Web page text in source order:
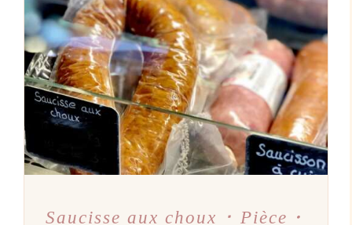
AJOUTER AU PANIER
DÉTAILS
Saucisse aux choux ･ Pièce・